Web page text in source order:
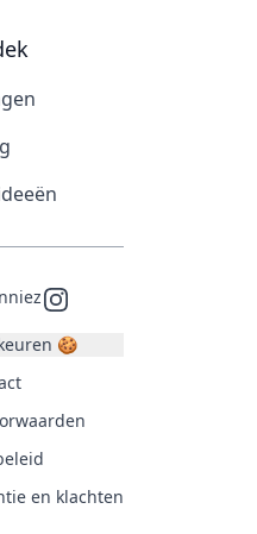
Instagram
🍪
en klachten